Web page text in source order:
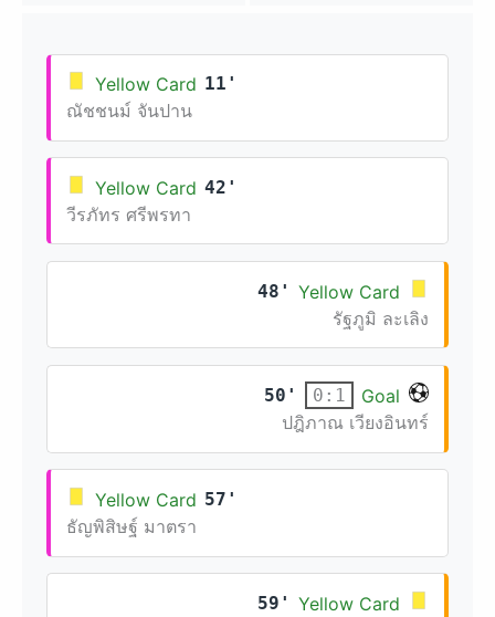
Yellow Card 11'
ณัชชนม์ จันปาน
Yellow Card 42'
วีรภัทร ศรีพรทา
48' Yellow Card
รัฐภูมิ ละเลิง
50' 0:1
Goal
ปฎิภาณ เวียงอินทร์
Yellow Card 57'
ธัญพิสิษฐ์ มาตรา
59' Yellow Card